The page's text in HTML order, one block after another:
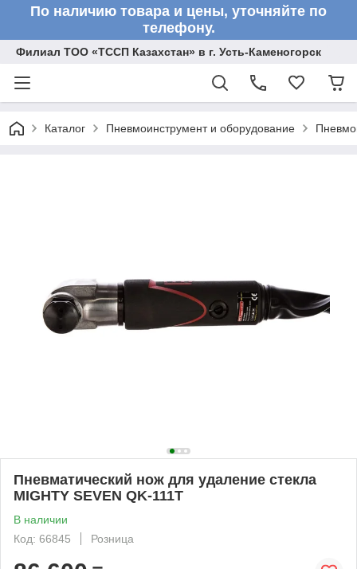
По наличию товара и цены, уточняйте по
телефону.
Филиал ТОО «ТССП Казахстан» в г. Усть-Каменогорск
Каталог Пневмоинструмент и оборудование
Пневматический нож для удаление стекла
MIGHTY SEVEN QK-111T
В наличии
Код: 66845
Розница